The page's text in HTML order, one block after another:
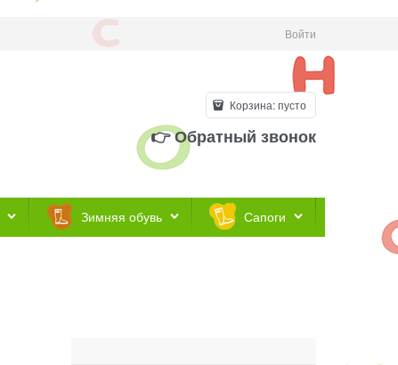
Войти
Корзина:пусто
👉 Обратный звонок
Зимняя обувь Сапоги